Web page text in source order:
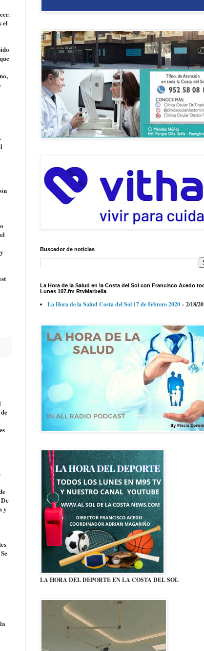
el
y
Buscador de noticias
La Hora de la Salud en la Costa del Sol con Francisco Acedo
Lunes 107.fm RtvMarbella
La Hora de la Salud Costa del Sol 17 de Febrero 2020 - 2/18/
LA HORA DEL DEPORTE EN LA COSTA DEL SOL